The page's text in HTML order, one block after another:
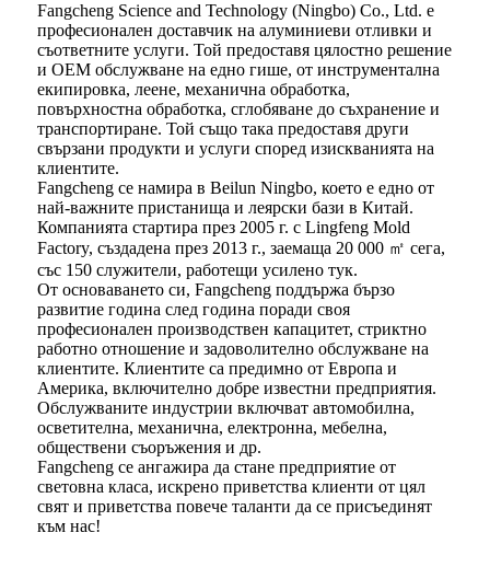
Fangcheng Science and Technology (Ningbo) Co., Ltd. е
професионален доставчик на алуминиеви отливки и
съответните услуги. Той предоставя цялостно решение
и OEM обслужване на едно гише, от инструментална
екипировка, леене, механична обработка,
повърхностна обработка, сглобяване до съхранение и
транспортиране. Той също така предоставя други
свързани продукти и услуги според изискванията на
клиентите.
Fangcheng се намира в Beilun Ningbo, което е едно от
най-важните пристанища и леярски бази в Китай.
Компанията стартира през 2005 г. с Lingfeng Mold
Factory, създадена през 2013 г., заемаща 20 000 ㎡ сега,
със 150 служители, работещи усилено тук.
От основаването си, Fangcheng поддържа бързо
развитие година след година поради своя
професионален производствен капацитет, стриктно
работно отношение и задоволително обслужване на
клиентите. Клиентите са предимно от Европа и
Америка, включително добре известни предприятия.
Обслужваните индустрии включват автомобилна,
осветителна, механична, електронна, мебелна,
обществени съоръжения и др.
Fangcheng се ангажира да стане предприятие от
световна класа, искрено приветства клиенти от цял ​​
свят и приветства повече таланти да се присъединят
към нас!